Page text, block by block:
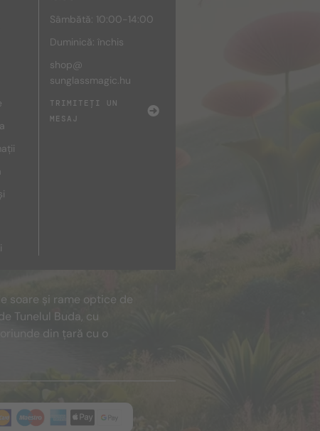
Sâmbătă: 10:00-14:00
Duminică: închis
shop@
sunglassmagic.hu
TRIMITEȚI UN
MESAJ
soare și rame optice de
Tunelul Buda, cu
din țară cu o